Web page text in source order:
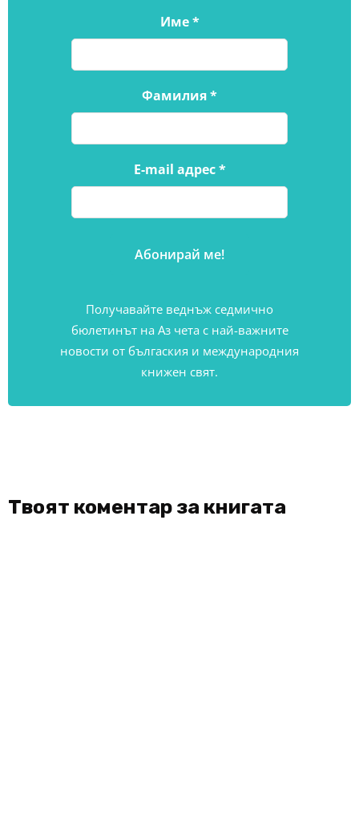
Име*
Фамилия*
E-mail адрес*
Получавайте веднъж седмично
бюлетинът на Аз чета с най-важните
новости от бългаския и международния
книжен свят.
Твоят коментар за книгата